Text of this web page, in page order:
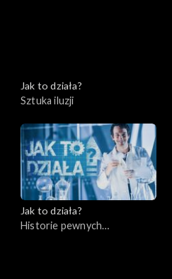
Jak to działa?
Sztuka iluzji
Jak to działa?
Historie pewnych